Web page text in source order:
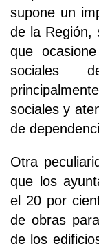
supone un
de la Región,
que
sociales
sociales y
de
Otra
que los
el 20 por
de obras
de los